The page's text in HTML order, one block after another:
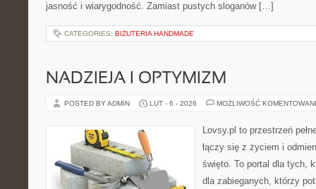
jasność i wiarygodność. Zamiast pustych sloganów […]
CATEGORIES: BIŻUTERIA HANDMADE
NADZIEJA I OPTYMIZM
POSTED BY ADMIN LUT - 6 - 2026 MOŻLIWOŚĆ
Lovsy.pl to przestrzeń
łączy się z życiem i
święto. To portal dla tych,
dla zabieganych, którzy